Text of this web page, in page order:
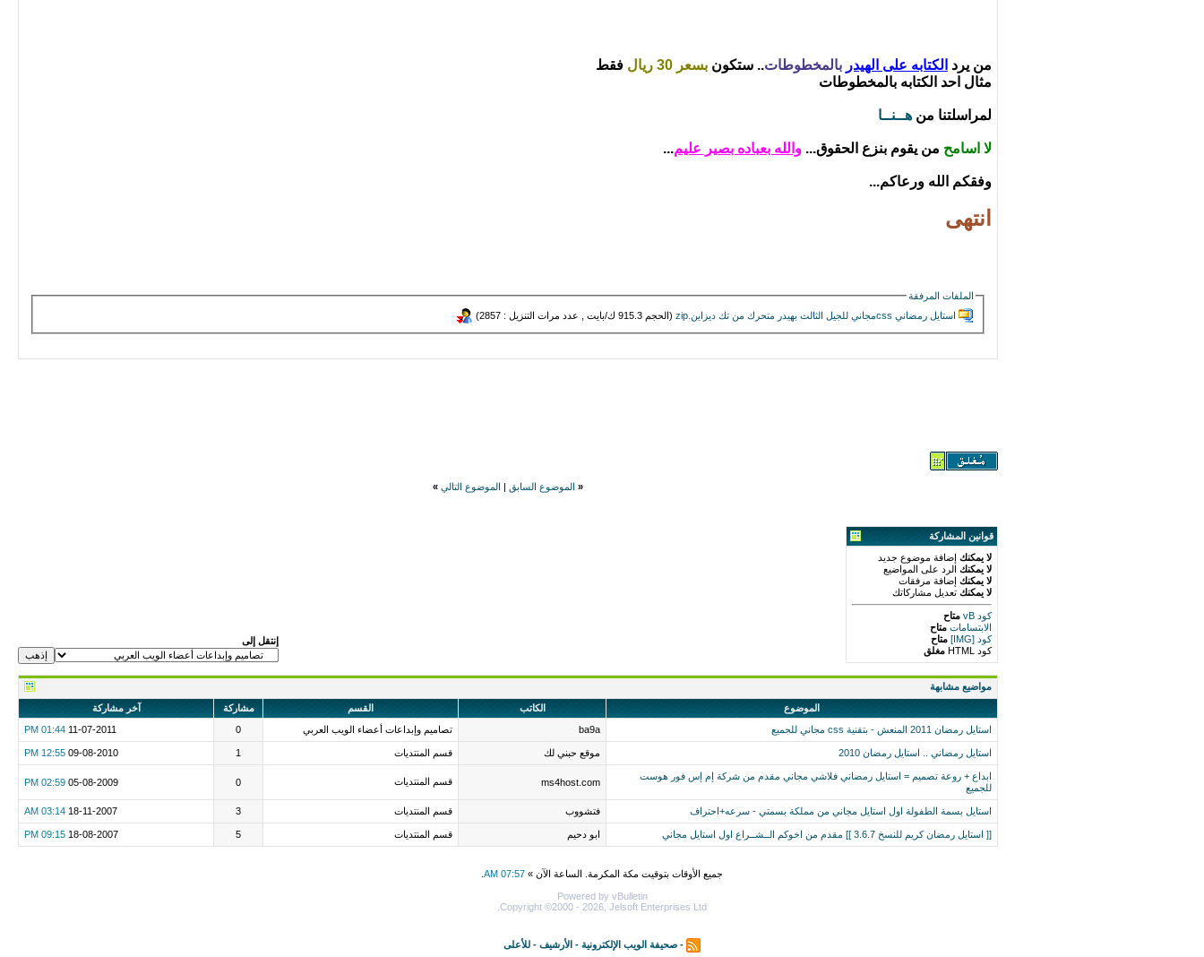
من يرد الكتابه على الهيدر بالمخطوطات.. ستكون بسعر 30 ريال
فقط
مثال احد الكتابه بالمخطوطات
لمراسلتنا من هــنــا
لا اسامح من يقوم بنزع الحقوق... والله بعباده بصير عليم...
وفقكم الله ورعاكم...
انتهى
الملفات المرفقة
استايل رمضاني cssمجاني للجيل الثالث بهيدر متحرك من تك ديزاين.zip‏
(الحجم 915.3 ك/بايت , عدد مرات التنزيل : 2857)
« الموضوع السابق الموضوع التالي »
قوانين المشاركة
لا يمكنك إضافة موضوع جديد
لا يمكنك الرد على المواضيع
لا يمكنك إضافة مرفقات
لا يمكنك تعديل مشاركاتك
كود vB
متاح
الابتسامات متاح
كود [IMG]
متاح
كود HTML
مغلق
إنتقل إلى
مواضيع مشابهة
الموضوع
الكاتب القسم مشاركة
آخر مشاركة
استايل رمضان 2011 المنعش - بتقنية css مجاني للجميع
ba9a تصاميم وإبداعات أعضاء الويب العربي 0
11-07-2011
01:44 PM
استايل رمضاني .. استايل رمضان 2010 موقع حبني لك قسم المنتديات 1
09-08-2010
12:55 PM
ابداع + روعة تصميم = استايل رمضاني فلاشي مجاني مقدم من شركة إم إس فور هوست
للجميع
ms4host.com قسم المنتديات 0
05-08-2009
02:59 PM
استايل بسمة الطفولة اول استايل مجاني من مملكة بسمتي - سرعه+احتراف فتشووب قسم المنتديات 3
18-11-2007
03:14 AM
[[ استايل رمضان كريم للنسخ 3.6.7 ]] مقدم من اخوكم الــشــراع اول استايل مجاني ابو دحيم قسم المنتديات 5
18-08-2007
09:15 PM
جميع الأوقات بتوقيت مكة المكرمة. الساعة الآن » 07:57 AM
Powered by vBulletin
Copyright ©2000 - 2026, Jelsoft Enterprises Ltd.
- صحيفة الويب الإلكترونية - الأرشيف - للأعلى